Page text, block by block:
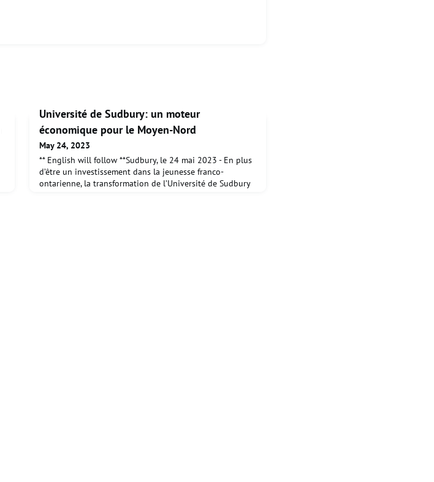
Université de Sudbury: un moteur
économique pour le Moyen-Nord
May 24, 2023
** English will follow **Sudbury, le 24 mai 2023 - En plus
d’être un investissement dans la jeunesse franco-
ontarienne, la transformation de l’Université de Sudbury